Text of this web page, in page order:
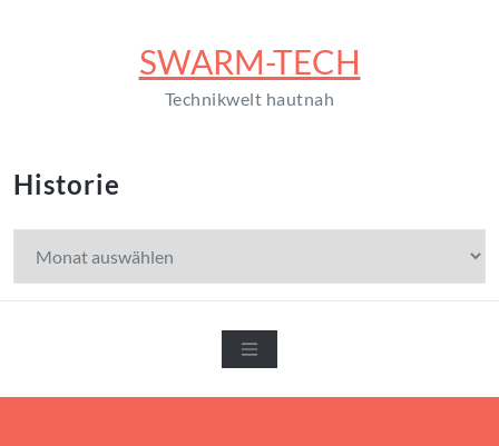
SWARM-TECH
Technikwelt hautnah
Historie